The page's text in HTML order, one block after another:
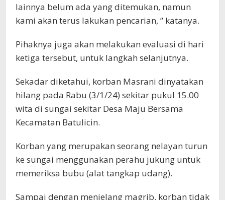
lainnya belum ada yang ditemukan, namun
kami akan terus lakukan pencarian, ” katanya.
Pihaknya juga akan melakukan evaluasi di hari
ketiga tersebut, untuk langkah selanjutnya.
Sekadar diketahui, korban Masrani dinyatakan
hilang pada Rabu (3/1/24) sekitar pukul 15.00
wita di sungai sekitar Desa Maju Bersama
Kecamatan Batulicin.
Korban yang merupakan seorang nelayan turun
ke sungai menggunakan perahu jukung untuk
memeriksa bubu (alat tangkap udang).
Sampai dengan menjelang magrib, korban tidak